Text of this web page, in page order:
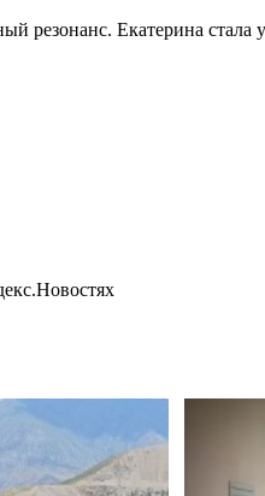
резонанс. Екатерина